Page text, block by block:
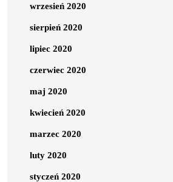
wrzesień 2020
sierpień 2020
lipiec 2020
czerwiec 2020
maj 2020
kwiecień 2020
marzec 2020
luty 2020
styczeń 2020